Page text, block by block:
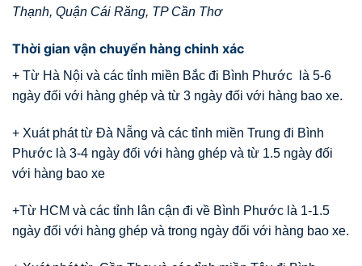
Thạnh, Quận Cái Răng, TP Cần Thơ
Thời gian vận chuyển hàng chinh xác
+ Từ Hà Nội và các tỉnh miền Bắc đi Bình Phước là 5-6
ngày đối với hàng ghép và từ 3 ngày đối với hàng bao xe.
+ Xuát phát từ Đà Nẵng và các tỉnh miền Trung đi Bình
Phước là 3-4 ngày đối với hàng ghép và từ 1.5 ngày đối
với hàng bao xe
+Từ HCM và các tỉnh lân cận đi về Bình Phước là 1-1.5
ngày đối với hàng ghép và trong ngày đối với hàng bao xe.